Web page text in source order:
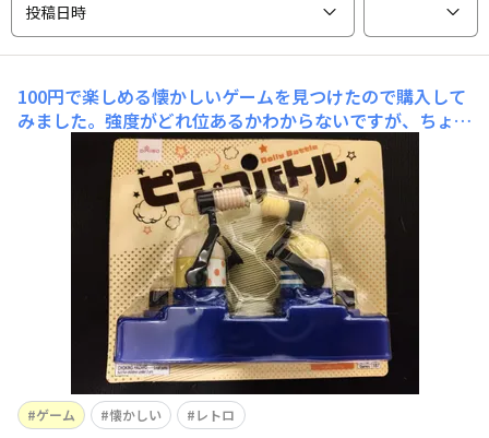
投稿日時
100円で楽しめる懐かしいゲームを見つけたので購入して
みました。強度がどれ位あるかわからないですが、ちょっ
と遊んでみようと思います。
ゲーム 懐かしい レトロ